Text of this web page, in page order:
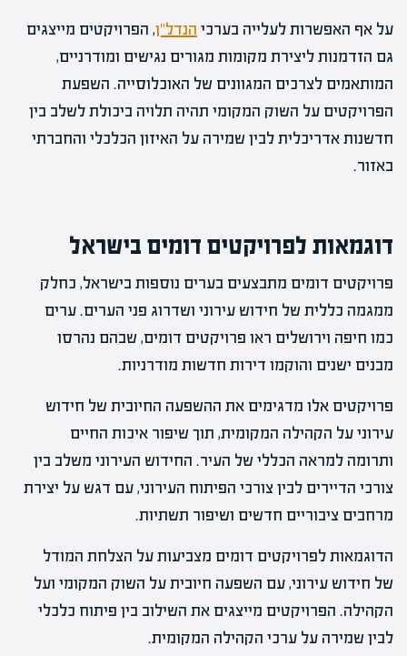
על אף האפשרות לעלייה בערכי הנדל"ן, הפרויקטים מייצגים
גם הזדמנות ליצירת מקומות מגורים נגישים ומודרניים,
המותאמים לצרכים המגוונים של האוכלוסייה. השפעת
הפרויקטים על השוק המקומי תהיה תלויה ביכולת לשלב בין
חדשנות אדריכלית לבין שמירה על האיזון הכלכלי והחברתי
באזור.
דוגמאות לפרויקטים דומים בישראל
פרויקטים דומים מתבצעים בערים נוספות בישראל, כחלק
ממגמה כללית של חידוש עירוני ושדרוג פני הערים. ערים
כמו חיפה וירושלים ראו פרויקטים דומים, שבהם נהרסו
מבנים ישנים והוקמו דירות חדשות מודרניות.
פרויקטים אלו מדגימים את ההשפעה החיובית של חידוש
עירוני על הקהילה המקומית, תוך שיפור איכות החיים
ותרומה למראה הכללי של העיר. החידוש העירוני משלב בין
צורכי הדיירים לבין צורכי הפיתוח העירוני, עם דגש על יצירת
מרחבים ציבוריים חדשים ושיפור תשתיות.
הדוגמאות לפרויקטים דומים מצביעות על הצלחת המודל
של חידוש עירוני, עם השפעה חיובית על השוק המקומי ועל
הקהילה. הפרויקטים מייצגים את השילוב בין פיתוח כלכלי
לבין שמירה על ערכי הקהילה המקומית.